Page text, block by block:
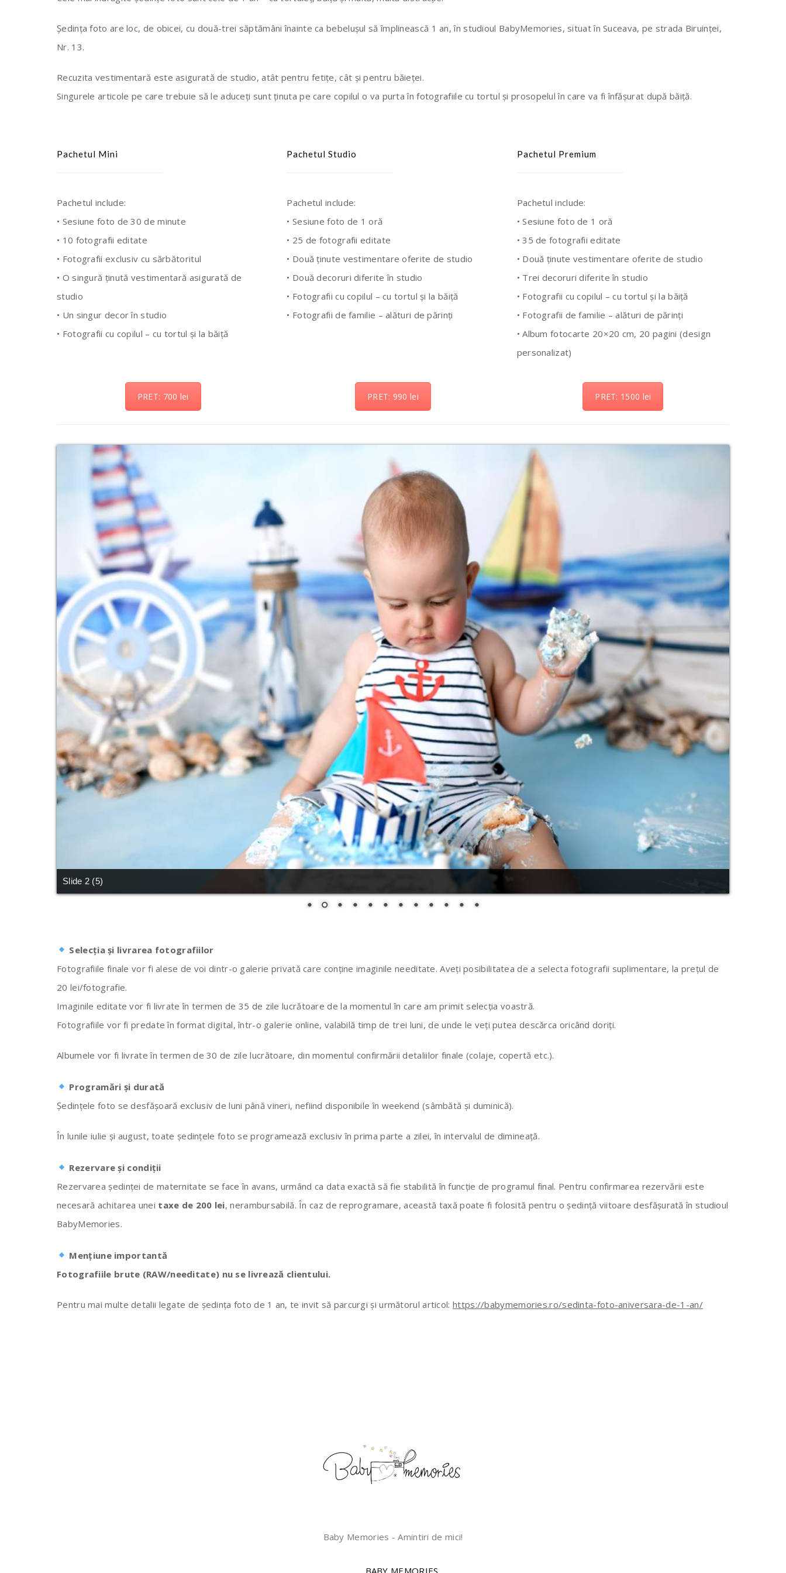
Ședința foto are loc, de obicei, cu două-trei săptămâni înainte ca bebelușul să împlinească 1 an, în studioul BabyMemories, situat în Suceava, pe strada Biruinței,
Nr. 13.
Recuzita vestimentară este asigurată de studio, atât pentru fetițe, cât și pentru băieței.
Singurele articole pe care trebuie să le aduceți sunt ținuta pe care copilul o va purta în fotografiile cu tortul și prosopelul în care va fi înfășurat după băiță.
Pachetul Mini
Pachetul include:
• Sesiune foto de 30 de minute
• 10 fotografii editate
• Fotografii exclusiv cu sărbătoritul
• O singură ținută vestimentară asigurată de
studio
• Un singur decor în studio
• Fotografii cu copilul – cu tortul și la băiță
Pachetul Studio
Pachetul include:
• Sesiune foto de 1 oră
• 25 de fotografii editate
• Două ținute vestimentare oferite de studio
• Două decoruri diferite în studio
• Fotografii cu copilul – cu tortul și la băiță
• Fotografii de familie – alături de părinți
Pachetul Premium
Pachetul include:
• Sesiune foto de 1 oră
• 35 de fotografii editate
• Două ținute vestimentare oferite de studio
• Trei decoruri diferite în studio
• Fotografii cu copilul – cu tortul și la băiță
• Fotografii de familie – alături de părinți
• Album fotocarte 20×20 cm, 20 pagini (design
personalizat)
PRET: 700 lei PRET: 990 lei PRET: 1500 lei
Slide 2 (5)
Selecția și livrarea fotografiilor
Fotografiile finale vor fi alese de voi dintr-o galerie privată care conține imaginile needitate. Aveți posibilitatea de a selecta fotografii suplimentare, la prețul de
20 lei/fotografie.
Imaginile editate vor fi livrate în termen de 35 de zile lucrătoare de la momentul în care am primit selecția voastră.
Fotografiile vor fi predate în format digital, într-o galerie online, valabilă timp de trei luni, de unde le veți putea descărca oricând doriți.
Albumele vor fi livrate în termen de 30 de zile lucrătoare, din momentul confirmării detaliilor finale (colaje, copertă etc.).
Programări și durată
Ședințele foto se desfășoară exclusiv de luni până vineri, nefiind disponibile în weekend (sâmbătă și duminică).
În lunile iulie și august, toate ședințele foto se programează exclusiv în prima parte a zilei, în intervalul de dimineață.
Rezervare și condiții
Rezervarea ședinței de maternitate se face în avans, urmând ca data exactă să fie stabilită în funcție de programul final. Pentru confirmarea rezervării este
necesară achitarea unei taxe de 200 lei, nerambursabilă. În caz de reprogramare, această taxă poate fi folosită pentru o ședință viitoare desfășurată în studioul
BabyMemories.
Mențiune importantă
Fotografiile brute (RAW/needitate) nu se livrează clientului.
Pentru mai multe detalii legate de ședința foto de 1 an, te invit să parcurgi și următorul articol:https://babymemories.ro/sedinta-foto-aniversara-de-1-an/
Baby Memories - Amintiri de mici!